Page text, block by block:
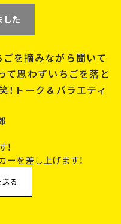
した
を摘みながら聞いて
て思わずいちごを落と
！トーク＆バラエティ
を差し上げます！
る